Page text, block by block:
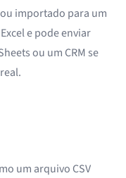
importado para um
e pode enviar
ou um CRM se
um arquivo CSV